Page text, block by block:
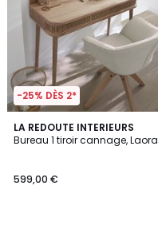
-25% DÈS 2*
LA REDOUTE INTERIEURS
Bureau 1 tiroir cannage, Laora
599,00 €
4,1
/ 5